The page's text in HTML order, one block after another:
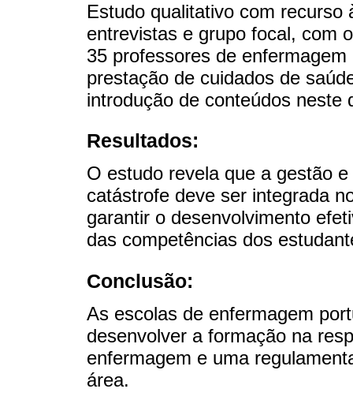
Estudo qualitativo com
entrevistas e grupo focal, com
35 professores de
prestação de cuidados de
introdução de conteúdos neste
Resultados:
O estudo revela que a gestão
catástrofe deve ser integrada
garantir o desenvolvimento
das competências dos
Conclusão:
As escolas de enfermagem
desenvolver a formação na
enfermagem e uma
área.